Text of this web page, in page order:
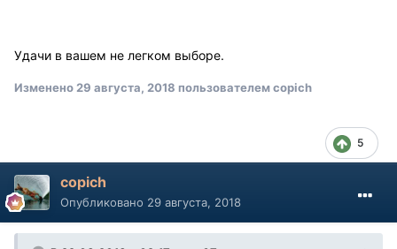
Удачи в вашем не легком выборе.
Изменено 29 августа, 2018 пользователем copich
5
copich
Опубликовано 29 августа, 2018